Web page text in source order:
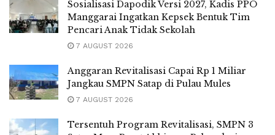
Sosialisasi Dapodik Versi 2027, Kadis PPO
Manggarai Ingatkan Kepsek Bentuk Tim
Pencari Anak Tidak Sekolah
7 AUGUST 2026
Anggaran Revitalisasi Capai Rp 1 Miliar
Jangkau SMPN Satap di Pulau Mules
7 AUGUST 2026
Tersentuh Program Revitalisasi, SMPN 3